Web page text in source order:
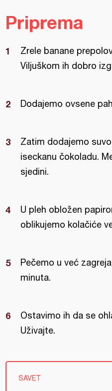
Priprema
Zrele banane
Viljuškom ih dobro
Dodajemo ovsene
Zatim dodajemo
iseckanu čokoladu.
sjedini.
U pleh obložen
oblikujemo kolačiće
Pečemo u već
minuta.
Ostavimo ih da se
Uživajte.
SAVET